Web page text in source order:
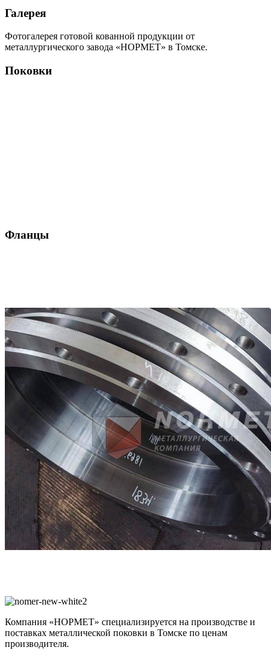
Галерея
Фотогалерея готовой кованной продукции от
металлургического завода «НОРМЕТ» в Томске.
Поковки
Фланцы
Компания «НОРМЕТ» специализируется на производстве и
поставках металлической поковки в Томске по ценам
производителя.